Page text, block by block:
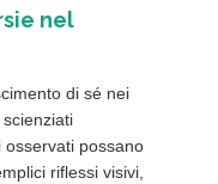
nel
di sé nei
possano
riflessi visivi,